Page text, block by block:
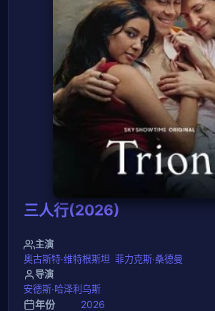
三人行(2026)
主演
奥古斯特·维特根斯坦 菲力克斯·桑德曼
导演
安德斯·哈泽利乌斯
年份
2026